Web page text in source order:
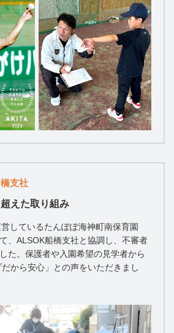
支社
えた取り組み
しているたんぽぽ海神町南保育園
、ALSOK船橋支社と協調し、不審者
た。保護者や入園希望の見学者から
から安心」との声をいただきまし